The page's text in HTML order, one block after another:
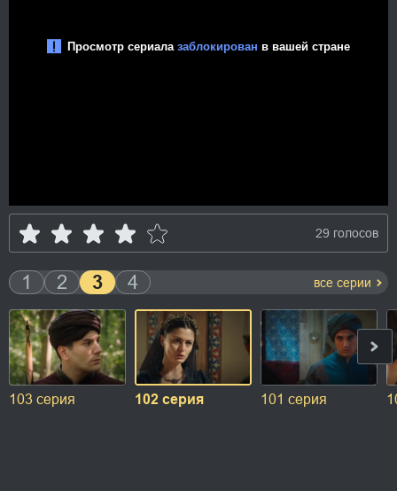
29 голосов
1 2 3 4 все серии
103 серия 102 серия 101 серия